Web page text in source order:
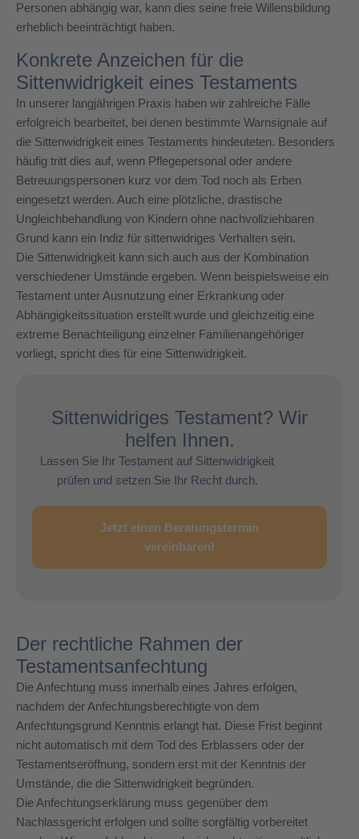
Personen abhängig war, kann dies seine freie Willensbildung
erheblich beeinträchtigt haben.
Konkrete Anzeichen für die
Sittenwidrigkeit eines Testaments
In unserer langjährigen Praxis haben wir zahlreiche Fälle
erfolgreich bearbeitet, bei denen bestimmte Warnsignale auf
die Sittenwidrigkeit eines Testaments hindeuteten. Besonders
häufig tritt dies auf, wenn Pflegepersonal oder andere
Betreuungspersonen kurz vor dem Tod noch als Erben
eingesetzt werden. Auch eine plötzliche, drastische
Ungleichbehandlung von Kindern ohne nachvollziehbaren
Grund kann ein Indiz für sittenwidriges Verhalten sein.
Die Sittenwidrigkeit kann sich auch aus der Kombination
verschiedener Umstände ergeben. Wenn beispielsweise ein
Testament unter Ausnutzung einer Erkrankung oder
Abhängigkeitssituation erstellt wurde und gleichzeitig eine
extreme Benachteiligung einzelner Familienangehöriger
vorliegt, spricht dies für eine Sittenwidrigkeit.
Sittenwidriges Testament? Wir
helfen Ihnen.
Lassen Sie Ihr Testament auf Sittenwidrigkeit
prüfen und setzen Sie Ihr Recht durch.
Jetzt einen Beratungstermin
vereinbaren!
Der rechtliche Rahmen der
Testamentsanfechtung
Die Anfechtung muss innerhalb eines Jahres erfolgen,
nachdem der Anfechtungsberechtigte von dem
Anfechtungsgrund Kenntnis erlangt hat. Diese Frist beginnt
nicht automatisch mit dem Tod des Erblassers oder der
Testamentseröffnung, sondern erst mit der Kenntnis der
Umstände, die die Sittenwidrigkeit begründen.
Die Anfechtungserklärung muss gegenüber dem
Nachlassgericht erfolgen und sollte sorgfältig vorbereitet